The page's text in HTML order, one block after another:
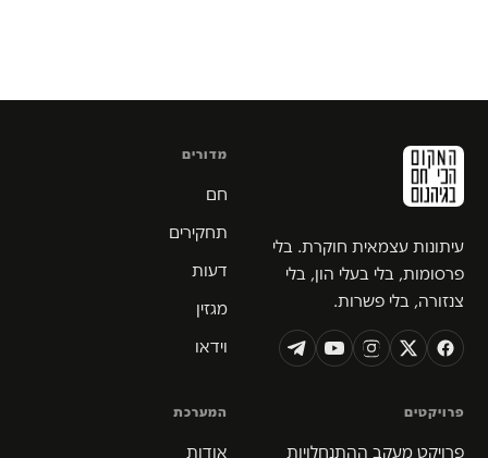
עיתונות עצמאית חוקרת. בלי
פרסומות, בלי בעלי הון, בלי
צנזורה, בלי פשרות.
מדורים
חם
תחקירים
דעות
מגזין
וידאו
פרויקטים
פרויקט מעקב ההתנחלויות
המערכת
אודות